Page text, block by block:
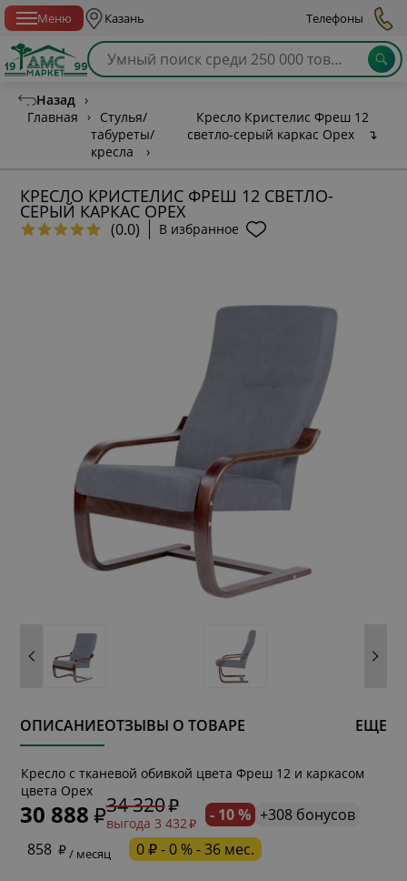
Меню Казань Телефоны
Назад ›
Главная
›
Стулья/
табуреты/
кресла
›
Кресло Кристелис Фреш 12
светло-серый каркас Орех
↴
КРЕСЛО КРИСТЕЛИС ФРЕШ 12 СВЕТЛО-
СЕРЫЙ КАРКАС ОРЕХ
(0.0) В избранное
ОПИСАНИЕОТЗЫВЫ О ТОВАРЕ ЕЩЕ
Кресло с тканевой обивкой цвета Фреш 12 и каркасом
цвета Орех
30 888 34 320
выгода 3 432 - 10 % +308 бонусов
858
/ месяц 0 ₽ - 0 % - 36 мес.
* обязательное поле
* необязательное поле